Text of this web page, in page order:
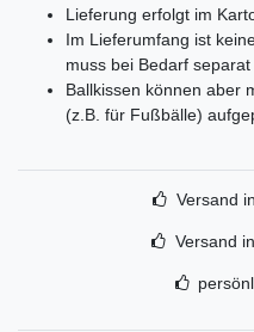
Lieferung erfolgt im
Im Lieferumfang ist
muss bei Bedarf
Ballkissen können aber
(z.B. für Fußbälle)
Versand
Versand